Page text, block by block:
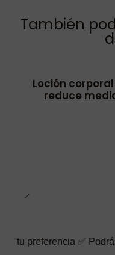
También
Loción
reduce
✅ Podrás